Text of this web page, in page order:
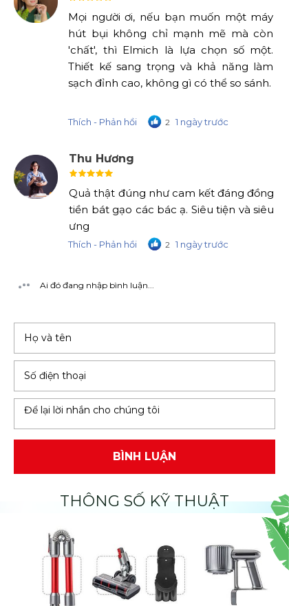
Ai đó đang nhập bình luận...
Thích - Phản hồi 2 1 ngày trước
BÌNH LUẬN
Mọi người ơi, nếu bạn muốn một máy
hút bụi không chỉ mạnh mẽ mà còn
'chất', thì Elmich là lựa chọn số một.
Thiết kế sang trọng và khả năng làm
sạch đỉnh cao, không gì có thể so sánh.
Thích - Phản hồi 2 1 ngày trước
Quả thật đúng như cam kết đáng đồng
tiền bát gạo các bác ạ. Siêu tiện và siêu
ưng
Thu Hương
THÔNG SỐ KỸ THUẬT